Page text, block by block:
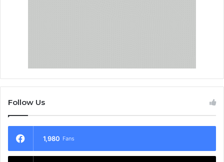
Follow Us
1,980 Fans